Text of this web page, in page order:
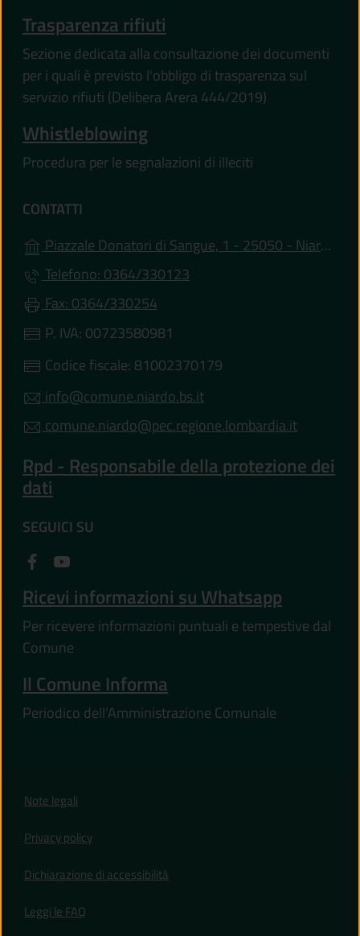
Trasparenza rifiuti
Sezione dedicata alla consultazione dei documenti
per i quali è previsto l'obbligo di trasparenza sul
servizio rifiuti (Delibera Arera 444/2019)
Whistleblowing
Procedura per le segnalazioni di illeciti
CONTATTI
Piazzale Donatori di Sangue, 1 - 25050 - Niardo (BS)
Telefono: 0364/330123
Fax: 0364/330254
P. IVA: 00723580981
Codice fiscale: 81002370179
info@comune.niardo.bs.it
comune.niardo@pec.regione.lombardia.it
Rpd - Responsabile della protezione dei
dati
SEGUICI SU
Ricevi informazioni su Whatsapp
Per ricevere informazioni puntuali e tempestive dal
Comune
Il Comune Informa
Periodico dell'Amministrazione Comunale
Note legali
Privacy policy
Dichiarazione di accessibilità
Leggi le FAQ